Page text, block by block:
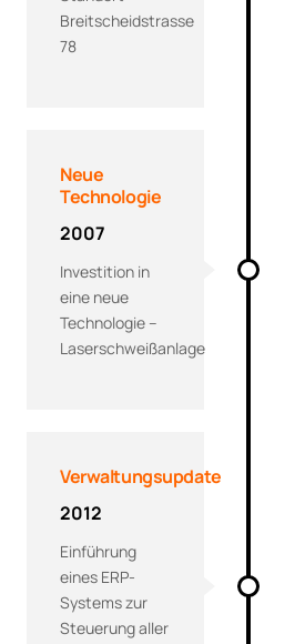
Breitscheidstrasse
78
Neue
Technologie
2007
Investition in
eine neue
Technologie –
Laserschweißanlage
Verwaltungsupdate
2012
Einführung
eines ERP-
Systems zur
Steuerung aller